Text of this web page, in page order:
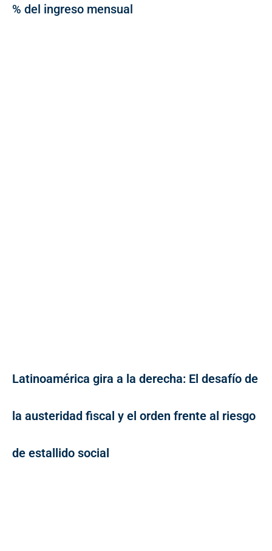
% del ingreso mensual
Latinoamérica gira a la derecha: El desafío de
la austeridad fiscal y el orden frente al riesgo
de estallido social